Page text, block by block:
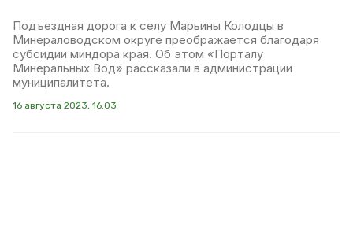
Подъездная дорога к селу Марьины Колодцы в
Минераловодском округе преображается благодаря
субсидии миндора края. Об этом «Порталу
Минеральных Вод» рассказали в администрации
муниципалитета.
16 августа 2023, 16:03